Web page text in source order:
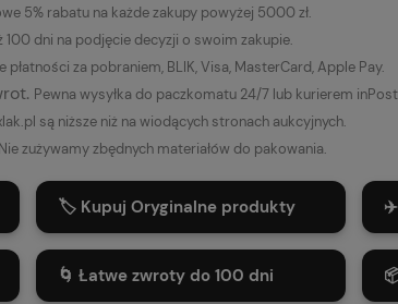
5% rabatu na każde zakupy powyżej 5000 zł.
100 dni na podjęcie decyzji o swoim zakupie.
płatności za pobraniem, BLIK, Visa, MasterCard, Apple Pay.
Pewna wysyłka do paczkomatu 24/7 lub kurierem
są niższe niż na wiodących stronach aukcyjnych.
Nie zużywamy zbędnych materiałów do pakowania.
🏷️ Kupuj Oryginalne produkty
🌀 Łatwe zwroty do 100 dni